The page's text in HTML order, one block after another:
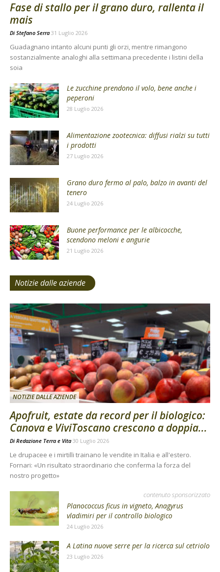
Fase di stallo per il grano duro, rallenta il
mais
Di Stefano Serra 31 Luglio 2026
Guadagnano intanto alcuni punti gli orzi, mentre rimangono
sostanzialmente analoghi alla settimana precedente i listini della
soia
Le zucchine prendono il volo, bene anche i
peperoni
28 Luglio 2026
Alimentazione zootecnica: diffusi rialzi su tutti
i prodotti
27 Luglio 2026
Grano duro fermo al palo, balzo in avanti del
tenero
24 Luglio 2026
Buone performance per le albicocche,
scendono meloni e angurie
21 Luglio 2026
Notizie dalle aziende
NOTIZIE DALLE AZIENDE
Apofruit, estate da record per il biologico:
Canova e ViviToscano crescono a doppia...
Di Redazione Terra e Vita 30 Luglio 2026
Le drupacee e i mirtilli trainano le vendite in Italia e all'estero.
Fornari: «Un risultato straordinario che conferma la forza del
nostro progetto»
contenuto sponsorizzato
Planococcus ficus in vigneto, Anagyrus
vladimiri per il controllo biologico
24 Luglio 2026
A Latina nuove serre per la ricerca sul cetriolo
23 Luglio 2026